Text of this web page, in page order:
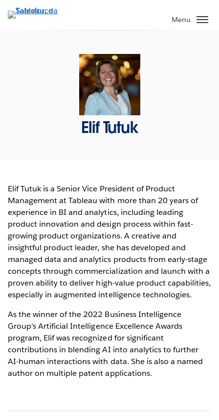
Pular
para
Menu
Elif Tutuk
Elif Tutuk is a Senior Vice President of Product
Management at Tableau with more than 20 years of
experience in BI and analytics, including leading
product innovation and design process within fast-
growing product organizations. A creative and
insightful product leader, she has developed and
managed data and analytics products from early-stage
concepts through commercialization and launch with a
proven ability to deliver high-value product capabilities,
especially in augmented intelligence technologies.
As the winner of the 2022 Business Intelligence
Group’s Artificial Intelligence Excellence Awards
program, Elif was recognized for significant
contributions in blending AI into analytics to further
AI-human interactions with data. She is also a named
author on multiple patent applications.